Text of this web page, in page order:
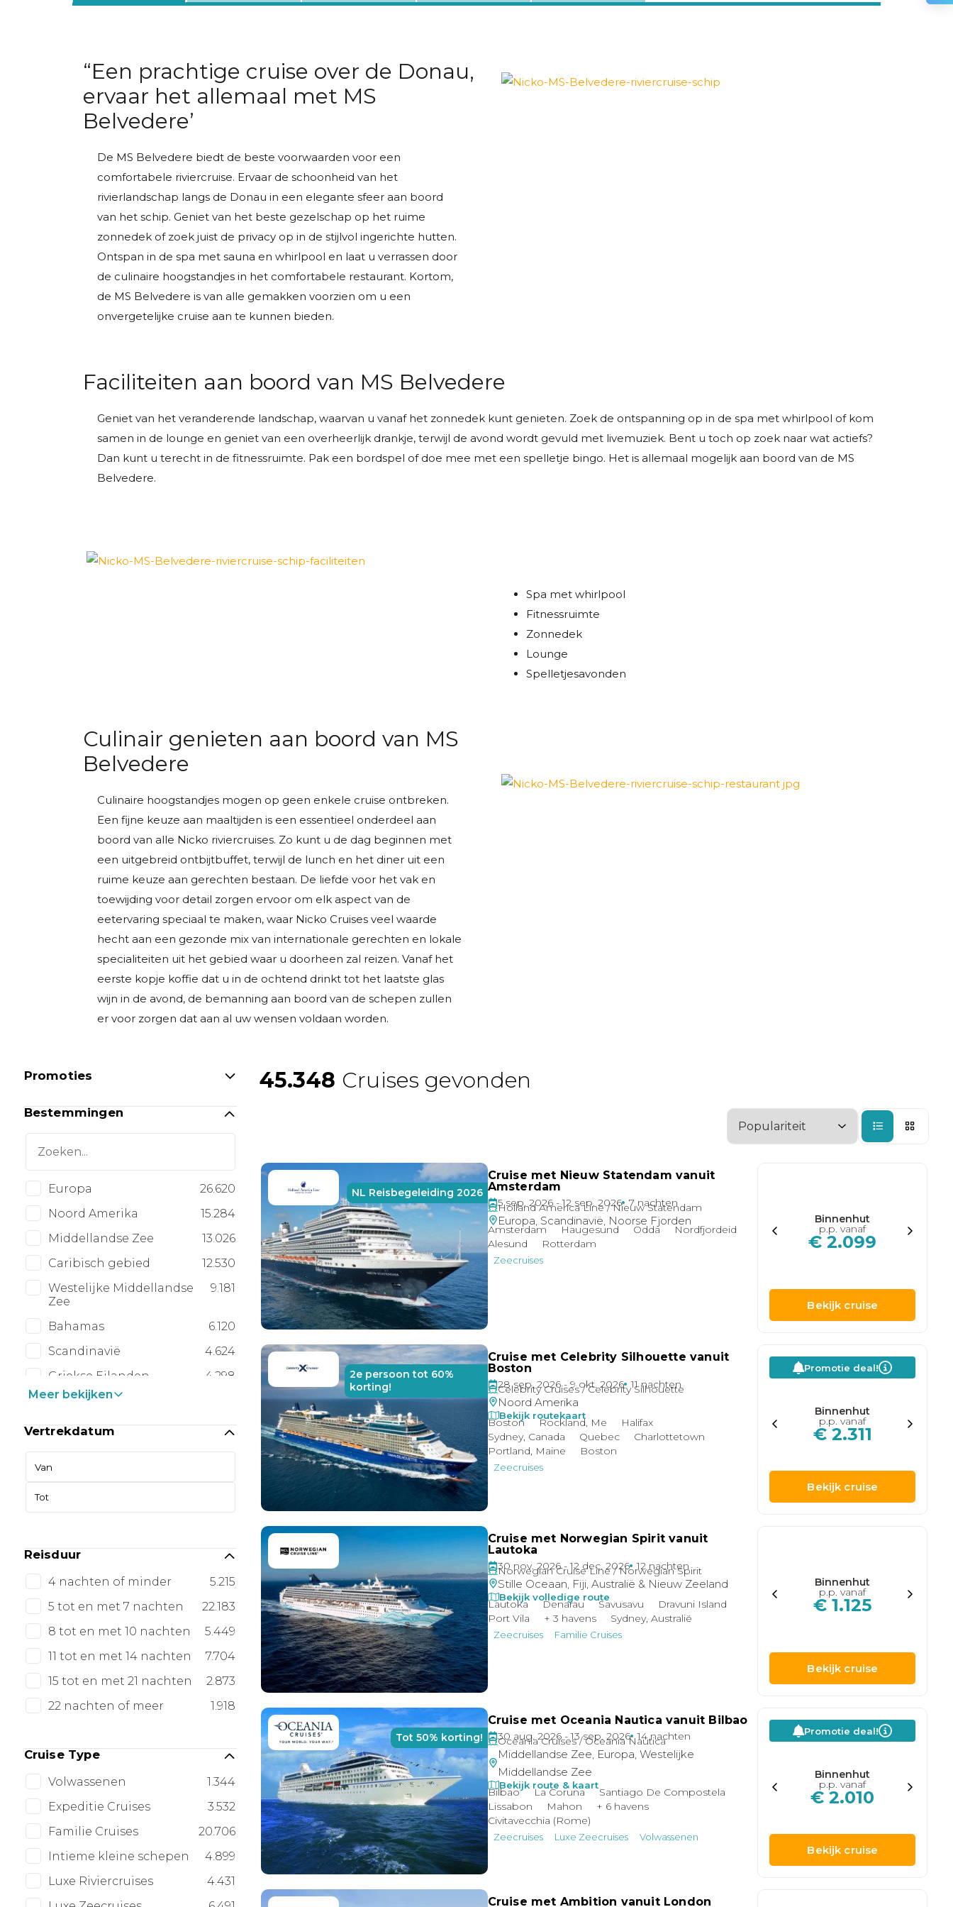
“Een prachtige cruise over de Donau,
ervaar het allemaal met MS
Belvedere’
De MS Belvedere biedt de beste voorwaarden voor een
comfortabele riviercruise. Ervaar de schoonheid van het
rivierlandschap langs de Donau in een elegante sfeer aan boord
van het schip. Geniet van het beste gezelschap op het ruime
zonnedek of zoek juist de privacy op in de stijlvol ingerichte hutten.
Ontspan in de spa met sauna en whirlpool en laat u verrassen door
de culinaire hoogstandjes in het comfortabele restaurant. Kortom,
de MS Belvedere is van alle gemakken voorzien om u een
onvergetelijke cruise aan te kunnen bieden.
Faciliteiten aan boord van MS Belvedere
Geniet van het veranderende landschap, waarvan u vanaf het zonnedek kunt genieten. Zoek de ontspanning op in de spa met whirlpool of kom
samen in de lounge en geniet van een overheerlijk drankje, terwijl de avond wordt gevuld met livemuziek. Bent u toch op zoek naar wat actiefs?
Dan kunt u terecht in de fitnessruimte. Pak een bordspel of doe mee met een spelletje bingo. Het is allemaal mogelijk aan boord van de MS
Belvedere.
Spa met whirlpool
Fitnessruimte
Zonnedek
Lounge
Spelletjesavonden
Culinair genieten aan boord van MS
Belvedere
Culinaire hoogstandjes mogen op geen enkele cruise ontbreken.
Een fijne keuze aan maaltijden is een essentieel onderdeel aan
boord van alle Nicko riviercruises. Zo kunt u de dag beginnen met
een uitgebreid ontbijtbuffet, terwijl de lunch en het diner uit een
ruime keuze aan gerechten bestaan. De liefde voor het vak en
toewijding voor detail zorgen ervoor om elk aspect van de
eetervaring speciaal te maken, waar Nicko Cruises veel waarde
hecht aan een gezonde mix van internationale gerechten en lokale
specialiteiten uit het gebied waar u doorheen zal reizen. Vanaf het
eerste kopje koffie dat u in de ochtend drinkt tot het laatste glas
wijn in de avond, de bemanning aan boord van de schepen zullen
er voor zorgen dat aan al uw wensen voldaan worden.